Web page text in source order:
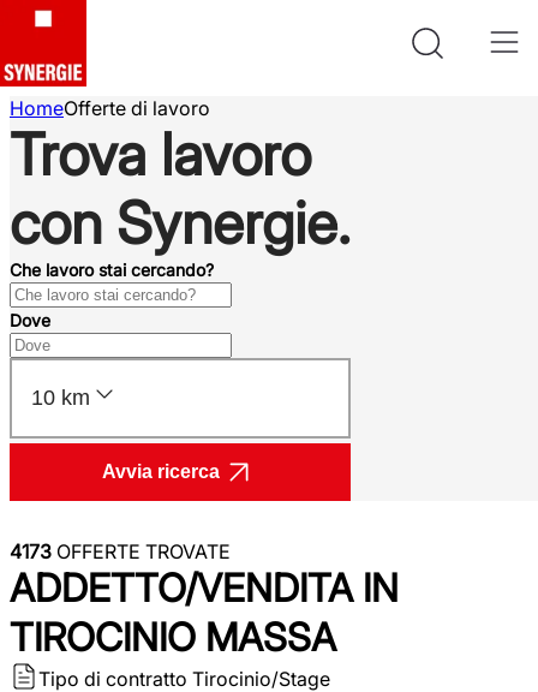
HomeOfferte di lavoro
Trova lavoro
con Synergie.
Che lavoro stai cercando?
Dove
10 km
Avvia ricerca
4173 OFFERTE TROVATE
ADDETTO/VENDITA IN
TIROCINIO MASSA
Tipo di contratto Tirocinio/Stage